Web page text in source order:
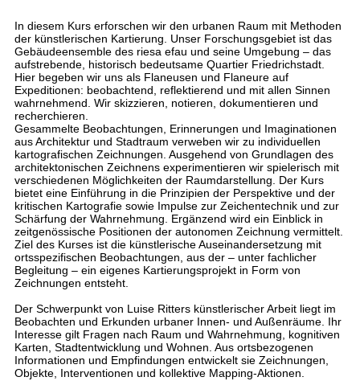
In diesem Kurs erforschen wir den urbanen Raum mit Methoden
der künstlerischen Kartierung. Unser Forschungsgebiet ist das
Gebäudeensemble des riesa efau und seine Umgebung – das
aufstrebende, historisch bedeutsame Quartier Friedrichstadt.
Hier begeben wir uns als Flaneusen und Flaneure auf
Expeditionen: beobachtend, reflektierend und mit allen Sinnen
wahrnehmend. Wir skizzieren, notieren, dokumentieren und
recherchieren.
Gesammelte Beobachtungen, Erinnerungen und Imaginationen
aus Architektur und Stadtraum verweben wir zu individuellen
kartografischen Zeichnungen. Ausgehend von Grundlagen des
architektonischen Zeichnens experimentieren wir spielerisch mit
verschiedenen Möglichkeiten der Raumdarstellung. Der Kurs
bietet eine Einführung in die Prinzipien der Perspektive und der
kritischen Kartografie sowie Impulse zur Zeichentechnik und zur
Schärfung der Wahrnehmung. Ergänzend wird ein Einblick in
zeitgenössische Positionen der autonomen Zeichnung vermittelt.
Ziel des Kurses ist die künstlerische Auseinandersetzung mit
ortsspezifischen Beobachtungen, aus der – unter fachlicher
Begleitung – ein eigenes Kartierungsprojekt in Form von
Zeichnungen entsteht.
Der Schwerpunkt von Luise Ritters künstlerischer Arbeit liegt im
Beobachten und Erkunden urbaner Innen- und Außenräume. Ihr
Interesse gilt Fragen nach Raum und Wahrnehmung, kognitiven
Karten, Stadtentwicklung und Wohnen. Aus ortsbezogenen
Informationen und Empfindungen entwickelt sie Zeichnungen,
Objekte, Interventionen und kollektive Mapping-Aktionen.